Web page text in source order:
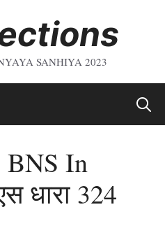
SANHIYA 2023
BNS In
धारा 324